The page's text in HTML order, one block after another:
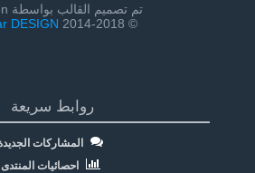
تم تصميم القالب بواسطة NetPen:
© 2014-2018
Mishar DESIGN
روابط سريعة
المشاركات الجديدة
احصائيات المنتدى